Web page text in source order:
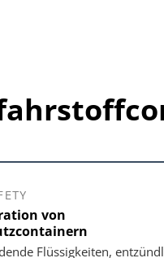
von
Flüssigkeiten,